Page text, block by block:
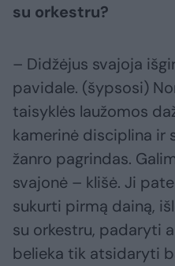
su orkestru?
– Didžėjus svajoja
pavidale. (šypsosi)
taisyklės laužomos
kamerinė disciplina ir
žanro pagrindas.
svajonė – klišė. Ji
sukurti pirmą dainą,
su orkestru, padaryti
belieka tik atsidaryti